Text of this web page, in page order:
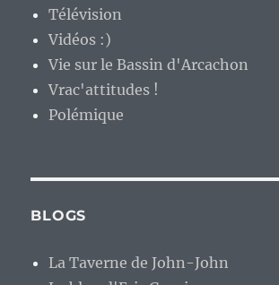
Télévision
Vidéos :)
Vie sur le Bassin d'Arcachon
Vrac'attitudes !
Polémique
BLOGS
La Taverne de John-John